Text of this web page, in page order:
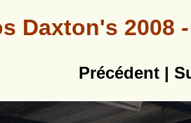
Daxton's 2008
Précédent |